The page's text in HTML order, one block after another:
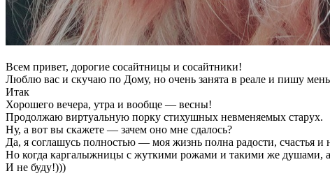
Всем привет, дорогие сосайтницы и сосайтники!
Люблю вас и скучаю по Дому, но очень занята в реале и пишу
Итак
Хорошего вечера, утра и вообще — весны!
Продолжаю виртуальную порку стихушных невменяемых старух.
Ну, а вот вы скажете — зачем оно мне сдалось?
Да, я соглашусь полностью — моя жизнь полна радости, счастья и
Но когда каргалыжницы с жуткими рожами и такими же душами,
И не буду!)))